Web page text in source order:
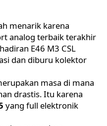
menarik karena
analog terbaik terakhir
E46 M3 CSL
dan diburu kolektor
masa di mana
drastis. Itu karena
yang full elektronik